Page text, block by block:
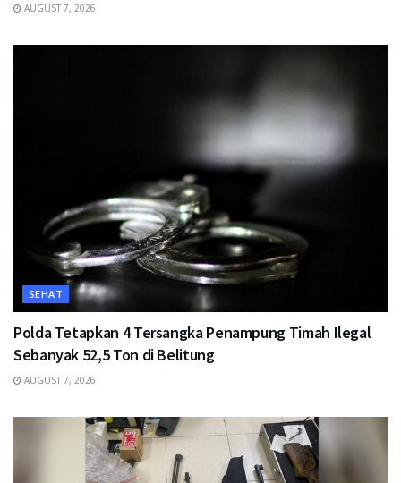
AUGUST 7, 2026
SEHAT
Polda Tetapkan 4 Tersangka Penampung Timah Ilegal
Sebanyak 52,5 Ton di Belitung
AUGUST 7, 2026